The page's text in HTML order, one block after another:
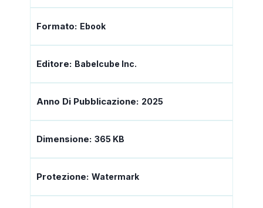
Formato: Ebook
Editore: Babelcube Inc.
Anno Di Pubblicazione: 2025
Dimensione: 365 KB
Protezione: Watermark